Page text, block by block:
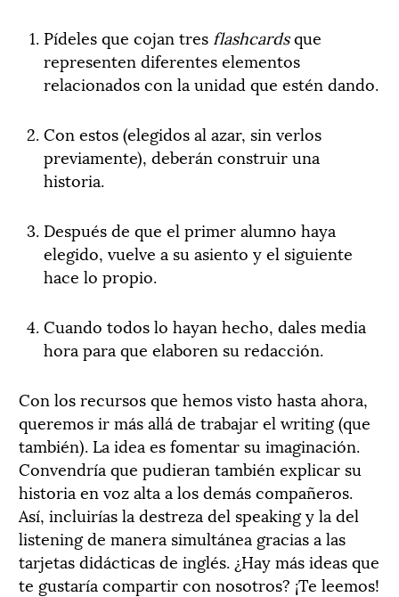
Pídeles que cojan tres flashcardsque
representen diferentes elementos
relacionados con la unidad que estén dando.
Con estos (elegidos al azar, sin verlos
previamente), deberán construir una
historia.
Después de que el primer alumno haya
elegido, vuelve a su asiento y el siguiente
hace lo propio.
Cuando todos lo hayan hecho, dales media
hora para que elaboren su redacción.
Con los recursos que hemos visto hasta ahora,
queremos ir más allá de trabajar el writing (que
también). La idea es fomentar su imaginación.
Convendría que pudieran también explicar su
historia en voz alta a los demás compañeros.
Así, incluirías la destreza del speaking y la del
listening de manera simultánea gracias a las
tarjetas didácticas de inglés. ¿Hay más ideas que
te gustaría compartir con nosotros? ¡Te leemos!